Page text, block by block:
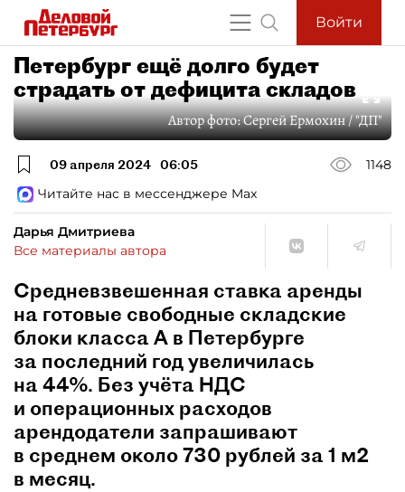
Войти
Петербург ещё долго будет
страдать от дефицита складов
Автор фото:Сергей Ермохин / "ДП"
09 апреля 2024 06:05
1148
Читайте нас в мессенджере Max
Дарья Дмитриева
Все материалы автора
Средневзвешенная ставка аренды
на готовые свободные складские
блоки класса А в Петербурге
за последний год увеличилась
на 44%. Без учёта НДС
и операционных расходов
арендодатели запрашивают
в среднем около 730 рублей за 1 м2
в месяц.